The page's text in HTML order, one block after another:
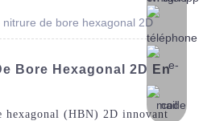
nitrure de bore hexagonal 2D
Bore Hexagonal 2D En
hexagonal (HBN) 2D innovant